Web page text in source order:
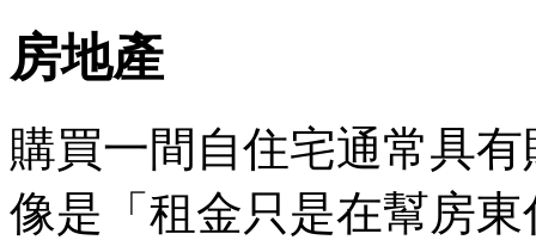
房地產
購買一間自住宅通常具
像是「租金只是在幫房